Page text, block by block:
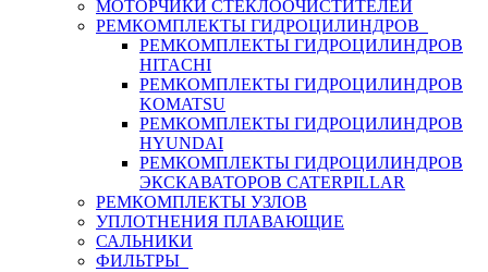
МОТОРЧИКИ СТЕКЛООЧИСТИТЕЛЕЙ
РЕМКОМПЛЕКТЫ ГИДРОЦИЛИНДРОВ
РЕМКОМПЛЕКТЫ ГИДРОЦИЛИНДРОВ
HITACHI
РЕМКОМПЛЕКТЫ ГИДРОЦИЛИНДРОВ
KOMATSU
РЕМКОМПЛЕКТЫ ГИДРОЦИЛИНДРОВ
HYUNDAI
РЕМКОМПЛЕКТЫ ГИДРОЦИЛИНДРОВ
ЭКСКАВАТОРОВ CATERPILLAR
РЕМКОМПЛЕКТЫ УЗЛОВ
УПЛОТНЕНИЯ ПЛАВАЮЩИЕ
САЛЬНИКИ
ФИЛЬТРЫ